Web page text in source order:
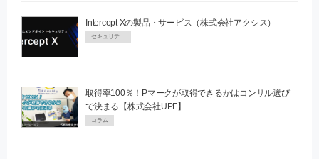
Intercept Xの製品・サービス（株式会社アクシス）
セキュリティPR
取得率100％！Pマークが取得できるかはコンサル選び
で決まる【株式会社UPF】
コラム